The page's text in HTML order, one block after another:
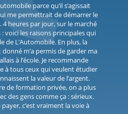
parce qu’il s’agissait
me permettrait de démarrer le
heures par jour, sur le marché
voici les raisons principales qui
de L’Automobile. En plus, la
m’a permis de garder ma
à l’école. Je recommande
à tous ceux qui veulent étudier
la valeur de l’argent.
de formation privée, on a plus
des gens comme ça : sérieux.
c’est vraiment la voie à